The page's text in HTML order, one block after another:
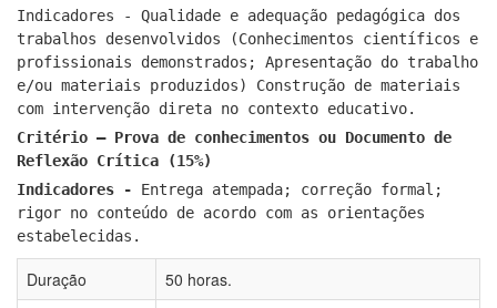
Indicadores - Qualidade e adequação pedagógica dos
trabalhos desenvolvidos (Conhecimentos científicos e
profissionais demonstrados; Apresentação do trabalho
e/ou materiais produzidos) Construção de materiais
com intervenção direta no contexto educativo.
Critério – Prova de conhecimentos ou Documento de
Reflexão Crítica (15%)
Indicadores - Entrega atempada; correção formal;
rigor no conteúdo de acordo com as orientações
estabelecidas.
Duração
50 horas.